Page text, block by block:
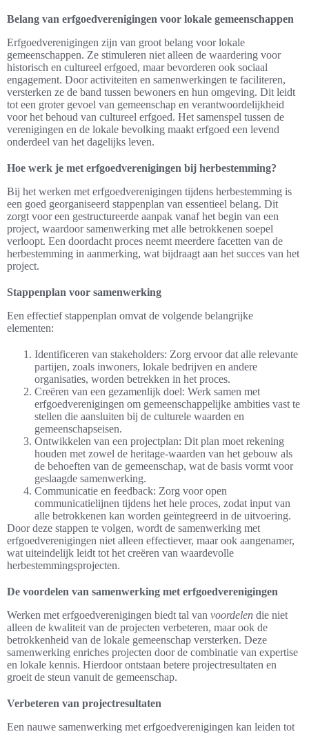
Belang van erfgoedverenigingen voor lokale gemeenschappen
Erfgoedverenigingen zijn van groot belang voor lokale
gemeenschappen. Ze stimuleren niet alleen de waardering voor
historisch en cultureel erfgoed, maar bevorderen ook sociaal
engagement. Door activiteiten en samenwerkingen te faciliteren,
versterken ze de band tussen bewoners en hun omgeving. Dit leidt
tot een groter gevoel van gemeenschap en verantwoordelijkheid
voor het behoud van cultureel erfgoed. Het samenspel tussen de
verenigingen en de lokale bevolking maakt erfgoed een levend
onderdeel van het dagelijks leven.
Hoe werk je met erfgoedverenigingen bij herbestemming?
Bij het werken met erfgoedverenigingen tijdens herbestemming is
een goed georganiseerd stappenplan van essentieel belang. Dit
zorgt voor een gestructureerde aanpak vanaf het begin van een
project, waardoor samenwerking met alle betrokkenen soepel
verloopt. Een doordacht proces neemt meerdere facetten van de
herbestemming in aanmerking, wat bijdraagt aan het succes van het
project.
Stappenplan voor samenwerking
Een effectief stappenplan omvat de volgende belangrijke
elementen:
Identificeren van stakeholders: Zorg ervoor dat alle relevante
partijen, zoals inwoners, lokale bedrijven en andere
organisaties, worden betrekken in het proces.
Creëren van een gezamenlijk doel: Werk samen met
erfgoedverenigingen om gemeenschappelijke ambities vast te
stellen die aansluiten bij de culturele waarden en
gemeenschapseisen.
Ontwikkelen van een projectplan: Dit plan moet rekening
houden met zowel de heritage-waarden van het gebouw als
de behoeften van de gemeenschap, wat de basis vormt voor
geslaagde samenwerking.
Communicatie en feedback: Zorg voor open
communicatielijnen tijdens het hele proces, zodat input van
alle betrokkenen kan worden geïntegreerd in de uitvoering.
Door deze stappen te volgen, wordt de samenwerking met
erfgoedverenigingen niet alleen effectiever, maar ook aangenamer,
wat uiteindelijk leidt tot het creëren van waardevolle
herbestemmingsprojecten.
De voordelen van samenwerking met erfgoedverenigingen
Werken met erfgoedverenigingen biedt tal van voordelen die niet
alleen de kwaliteit van de projecten verbeteren, maar ook de
betrokkenheid van de lokale gemeenschap versterken. Deze
samenwerking enriches projecten door de combinatie van expertise
en lokale kennis. Hierdoor ontstaan betere projectresultaten en
groeit de steun vanuit de gemeenschap.
Verbeteren van projectresultaten
Een nauwe samenwerking met erfgoedverenigingen kan leiden tot